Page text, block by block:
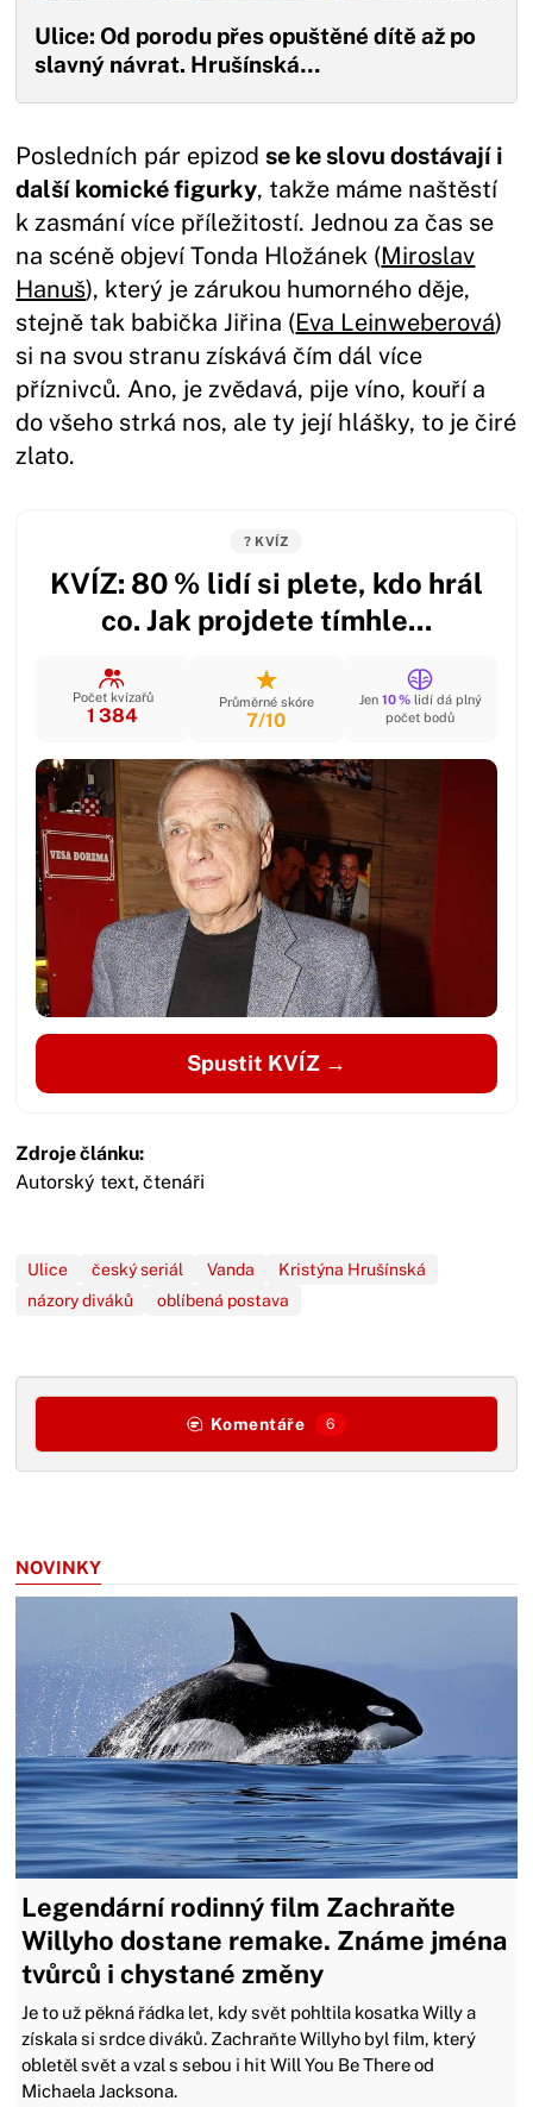
Ulice: Od porodu přes opuštěné dítě až po
slavný návrat. Hrušínská…
Posledních pár epizodse ke slovu dostávají i
další komické figurky, takže máme naštěstí
k zasmání více příležitostí. Jednou za čas se
na scéně objeví Tonda Hložánek (Miroslav
Hanuš), který je zárukou humorného děje,
stejně tak babička Jiřina (Eva Leinweberová)
si na svou stranu získává čím dál více
příznivců. Ano, je zvědavá, pije víno, kouří a
do všeho strká nos, ale ty její hlášky, to je čiré
zlato.
? KVÍZ
KVÍZ: 80 % lidí si plete, kdo hrál
co. Jak projdete tímhle...
Počet kvízařů
1 384
Průměrné skóre
7/10
Jen 10 %lidí dá plný
počet bodů
Spustit KVÍZ →
Zdroje článku:
Autorský text, čtenáři
Ulice český seriál Vanda
Kristýna Hrušínská
názory diváků
oblíbená postava
Komentáře 6
NOVINKY
Legendární rodinný film Zachraňte
Willyho dostane remake. Známe jména
tvůrců i chystané změny
Je to už pěkná řádka let, kdy svět pohltila kosatka Willy a
získala si srdce diváků. Zachraňte Willyho byl film, který
obletěl svět a vzal s sebou i hit Will You Be There od
Michaela Jacksona.